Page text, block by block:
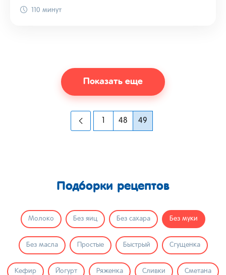
110 минут
Показать еще
1 48 49
Подборки рецептов
Молоко Без яиц Без сахара Без муки
Без масла Простые Быстрый Сгущенка
Кефир Йогурт Ряженка Сливки Сметана